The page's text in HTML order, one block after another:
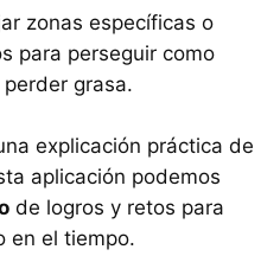
zonas específicas o
para perseguir como
grasa.
explicación práctica de
aplicación podemos
de logros y retos para
en el tiempo.